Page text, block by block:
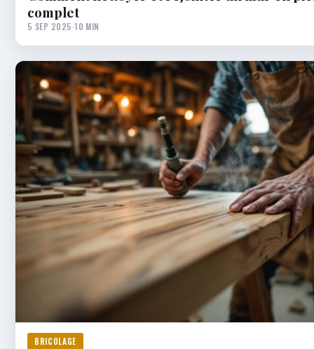
complet
5 SEP 2025·10 MIN
BRICOLAGE